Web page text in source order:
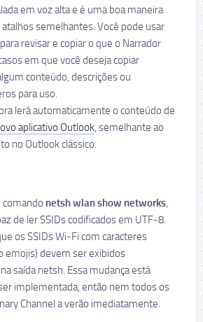
em voz alta e é uma boa maneira
semelhantes. Você pode usar
revisar e copiar o que o Narrador
em que você deseja copiar
conteúdo, descrições ou
para uso.
lerá automaticamente o conteúdo de
aplicativo Outlook, semelhante ao
no Outlook clássico.
comando netsh wlan show networks,
de ler SSIDs codificados em UTF-8.
os SSIDs Wi-Fi com caracteres
emojis) devem ser exibidos
saída netsh. Essa mudança está
implementada, então nem todos os
Channel a verão imediatamente.